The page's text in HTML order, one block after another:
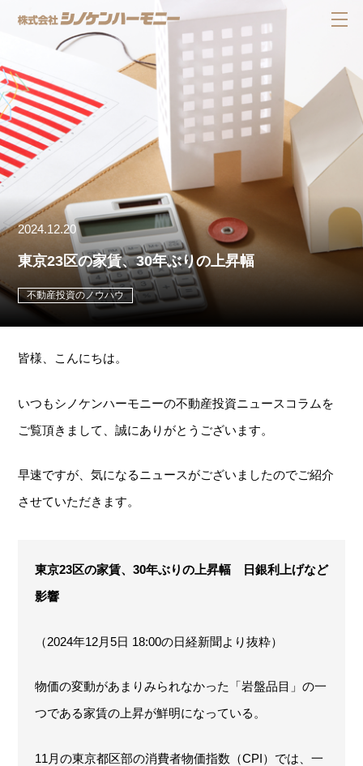
2024.12.20
東京23区の家賃、30年ぶりの上昇幅
不動産投資のノウハウ
皆様、こんにちは。
いつもシノケンハーモニーの不動産投資ニュースコラムを
ご覧頂きまして、誠にありがとうございます。
早速ですが、気になるニュースがございましたのでご紹介
させていただきます。
東京23区の家賃、30年ぶりの上昇幅 日銀利上げなど
影響
（2024年12月5日 18:00の日経新聞より抜粋）
物価の変動があまりみられなかった「岩盤品目」の一
つである家賃の上昇が鮮明になっている。
11月の東京都区部の消費者物価指数（CPI）では、一